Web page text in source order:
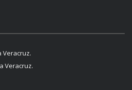
Veracruz.
Veracruz.